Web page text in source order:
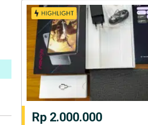
Rp 2.000.000